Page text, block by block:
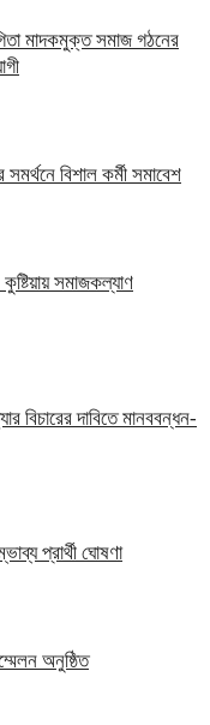
মাদকমুক্ত সমাজ গঠনের
বিশাল কর্মী সমাবেশ
সমাজকল্যাণ
বিচারের দাবিতে মানববন্ধন-
প্রার্থী ঘোষণা
অনুষ্ঠিত